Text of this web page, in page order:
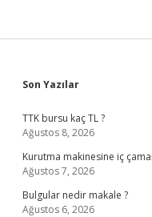
Sidebar
Son Yazılar
TTK bursu kaç TL ?
Ağustos 8, 2026
Kurutma makinesine iç
Ağustos 7, 2026
Bulgular nedir makale ?
Ağustos 6, 2026